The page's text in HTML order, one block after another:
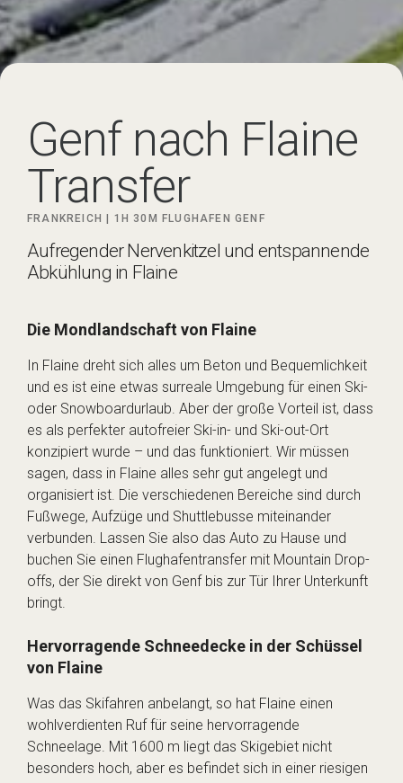
Genf nach Flaine
Transfer
FRANKREICH | 1H 30MFLUGHAFEN GENF
Aufregender Nervenkitzel und entspannende
Abkühlung in Flaine
Die Mondlandschaft von Flaine
In Flaine dreht sich alles um Beton und Bequemlichkeit
und es ist eine etwas surreale Umgebung für einen Ski-
oder Snowboardurlaub. Aber der große Vorteil ist, dass
es als perfekter autofreier Ski-in- und Ski-out-Ort
konzipiert wurde – und das funktioniert. Wir müssen
sagen, dass in Flaine alles sehr gut angelegt und
organisiert ist. Die verschiedenen Bereiche sind durch
Fußwege, Aufzüge und Shuttlebusse miteinander
verbunden. Lassen Sie also das Auto zu Hause und
buchen Sie einen Flughafentransfer mit Mountain Drop-
offs, der Sie direkt von Genf bis zur Tür Ihrer Unterkunft
bringt.
Hervorragende Schneedecke in der Schüssel
von Flaine
Was das Skifahren anbelangt, so hat Flaine einen
wohlverdienten Ruf für seine hervorragende
Schneelage. Mit 1600 m liegt das Skigebiet nicht
besonders hoch, aber es befindet sich in einer riesigen